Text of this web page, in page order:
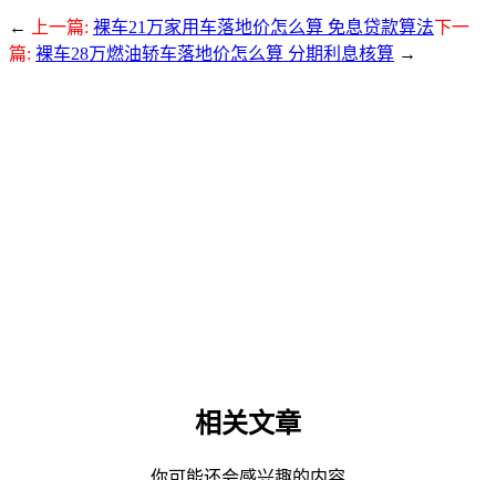
← 上一篇: 裸车21万家用车落地价怎么算 免息贷款算法下一
篇: 裸车28万燃油轿车落地价怎么算 分期利息核算 →
相关文章